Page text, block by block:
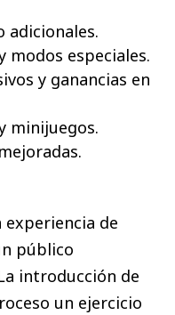
adicionales.
modos especiales.
y ganancias en
minijuegos.
experiencia de
público
introducción de
un ejercicio